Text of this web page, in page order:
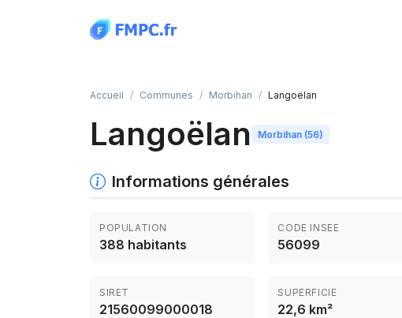
Accueil Communes Morbihan Langoëlan
Langoëlan Morbihan (56)
Informations générales
POPULATION
388 habitants
CODE INSEE
56099
SIRET
21560099000018
SUPERFICIE
22,6 km²